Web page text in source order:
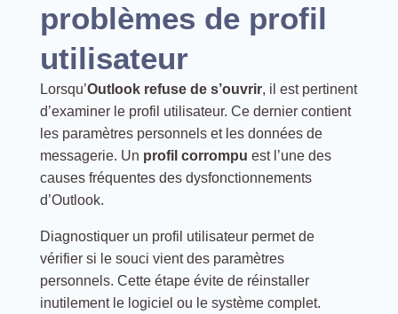
problèmes de profil
utilisateur
Lorsqu’Outlook refuse de s’ouvrir, il est pertinent
d’examiner le profil utilisateur. Ce dernier contient
les paramètres personnels et les données de
messagerie. Un profil corrompu est l’une des
causes fréquentes des dysfonctionnements
d’Outlook.
Diagnostiquer un profil utilisateur permet de
vérifier si le souci vient des paramètres
personnels. Cette étape évite de réinstaller
inutilement le logiciel ou le système complet.